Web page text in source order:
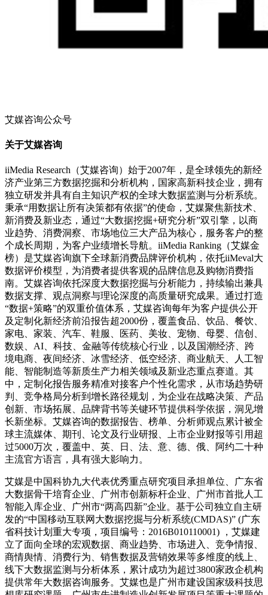
艾媒咨询公众号
关于艾媒咨询
iiMedia Research（艾媒咨询）始于2007年，是全球领先的新经
济产业第三方数据挖掘和分析机构，国家高新科技企业，拥有
独立研发并具有自主知识产权的全球大数据监测与分析系统。
秉承“用数据让所有决策都有依据”的使命，艾媒聚焦新技术、
新消费及新业态，通过“大数据挖掘+研究分析”双引擎，以商
业趋势、消费洞察、市场地位三大产品为核心，服务客户的整
个成长周期，为客户业绩增长导航。iiMedia Ranking（艾媒金
榜）是艾媒咨询旗下全球新消费品牌评价机构，依托iiMeval大
数据评价模型，为消费者提供客观的品牌信息及购物消费指
南。艾媒咨询依托深度大数据挖掘与分析能力，持续输出兼具
数据支撑、观点洞察与理论深度的高质量研究成果。通过打造
“数据+策略”的双重价值体系，艾媒咨询每年为客户提供公开
及定制化新经济前沿报告超2000份，覆盖食品、饮品、餐饮、
家电、家装、汽车、鞋服、医药、美妆、宠物、母婴、信创、
数娱、AI、科技、金融等传统核心行业，以及国潮经济、跨
境电商、夜间经济、冰雪经济、低空经济、商业航天、人工智
能、智能制造等新质生产力相关领域及新业态重点赛道。其
中，定制化报告服务精准对接客户个性化需求，从市场趋势研
判、竞争格局分析到增长路径规划，为企业在战略决策、产品
创新、市场拓展、品牌背书等关键环节提供科学依据，洞见增
长新坐标。艾媒咨询的数据报告、榜单、分析师观点累计被全
球主流媒体、期刊、论文及行业研报、上市企业财报等引用超
过5000万次，覆盖中、英、日、法、意、德、俄、阿约二十种
主流官方语言，具有强大影响力。
艾媒是中国科协九大代表优秀重点研究项目承担单位、广东省
大数据骨干培育企业、广州市创新标杆企业、广州市首批人工
智能入库企业、广州市“两高四新”企业。基于公司独立自主研
发的“中国移动互联网大数据挖掘与分析系统(CMDAS)” (广东
省科技计划重大专项，项目编号：2016B010110001) ，艾媒建
立了面向全球的宏观数据、商业趋势、市场进入、竞争情报、
商情舆情、消费行为、销售数据及营销效果等多维度的线上、
线下大数据监测与分析体系，累计成功为超过3800家政企机构
提供常年大数据咨询服务。艾媒也是广州市建设国家级科技思